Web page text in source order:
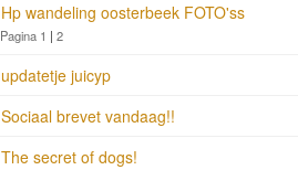
Hp wandeling oosterbeek FOTO'ss
Pagina 1 | 2
updatetje juicyp
Sociaal brevet vandaag!!
The secret of dogs!